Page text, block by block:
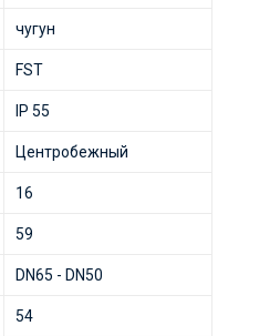
чугун
FST
IP 55
Центробежный
16
59
DN65 - DN50
54